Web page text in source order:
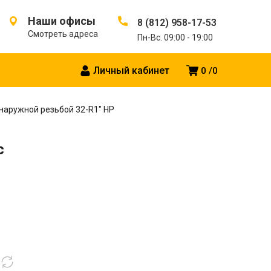
Наши офисы
Смотреть адреса
8 (812) 958-17-53
Пн-Вс. 09:00 - 19:00
0 0
Личный кабинет
резьбой 32-R1″ НР